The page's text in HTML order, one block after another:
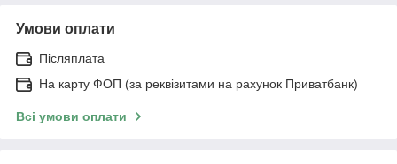
Умови оплати
Післяплата
На карту ФОП (за реквізитами на рахунок Приватбанк)
Всі умови оплати